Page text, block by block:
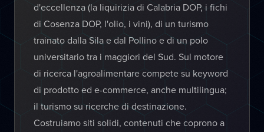
d'eccellenza (la liquirizia di Calabria DOP, i fichi
di Cosenza DOP, l'olio, i vini), di un turismo
trainato dalla Sila e dal Pollino e di un polo
universitario tra i maggiori del Sud. Sul motore
di ricerca l'agroalimentare compete su keyword
di prodotto ed e-commerce, anche multilingua;
il turismo su ricerche di destinazione.
Costruiamo siti solidi, contenuti che coprono a